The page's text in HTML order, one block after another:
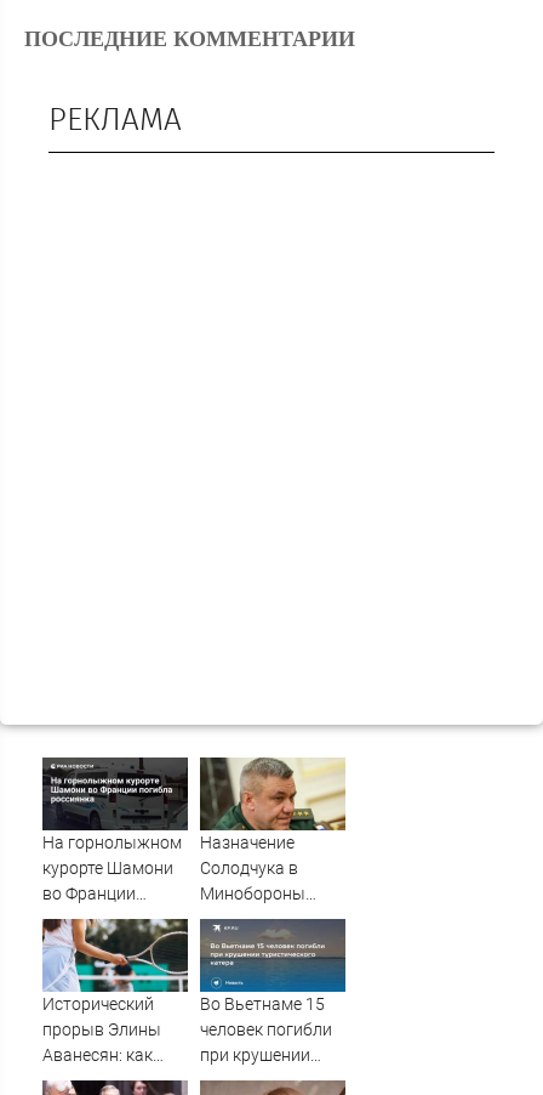
ПОСЛЕДНИЕ КОММЕНТАРИИ
РЕКЛАМА
На горнолыжном
курорте Шамони
во Франции
погибла
россиянка
Назначение
Солодчука в
Минобороны
костромичи
встретили с
гордостью
Исторический
прорыв Элины
Аванесян: как
теннисистка
Во Вьетнаме 15
человек погибли
при крушении
туристического